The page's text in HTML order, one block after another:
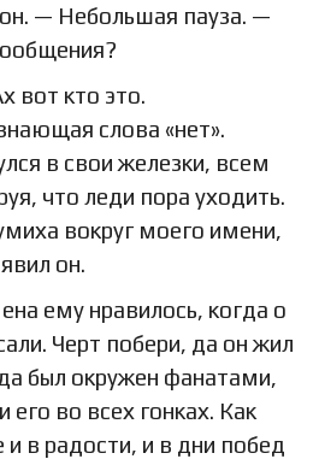
— Небольшая пауза. —
вот кто это.
слова «нет».
в свои железки, всем
что леди пора уходить.
вокруг моего имени,
он.
ему нравилось, когда о
Черт побери, да он жил
был окружен фанатами,
во всех гонках. Как
и в радости, и в дни побед